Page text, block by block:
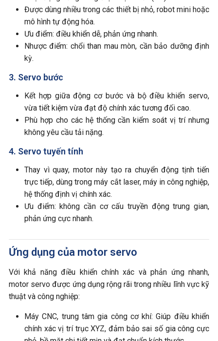
Được dùng nhiều trong các thiết bị nhỏ, robot mini hoặc
mô hình tự động hóa.
Ưu điểm: điều khiển dễ, phản ứng nhanh.
Nhược điểm: chổi than mau mòn, cần bảo dưỡng định
kỳ.
3. Servo bước
Kết hợp giữa động cơ bước và bộ điều khiển servo,
vừa tiết kiệm vừa đạt độ chính xác tương đối cao.
Phù hợp cho các hệ thống cần kiểm soát vị trí nhưng
không yêu cầu tải nặng.
4. Servo tuyến tính
Thay vì quay, motor này tạo ra chuyển động tịnh tiến
trực tiếp, dùng trong máy cắt laser, máy in công nghiệp,
hệ thống định vị chính xác.
Ưu điểm: không cần cơ cấu truyền động trung gian,
phản ứng cực nhanh.
Ứng dụng của motor servo
Với khả năng điều khiển chính xác và phản ứng nhanh,
motor servo được ứng dụng rộng rãi trong nhiều lĩnh vực kỹ
thuật và công nghiệp:
Máy CNC, trung tâm gia công cơ khí: Giúp điều khiển
chính xác vị trí trục XYZ, đảm bảo sai số gia công cực